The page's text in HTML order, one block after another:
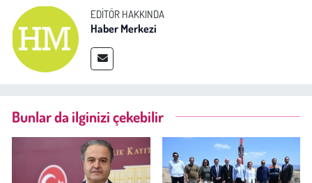
EDITÖR HAKKINDA
Haber Merkezi
Bunlar da ilginizi çekebilir